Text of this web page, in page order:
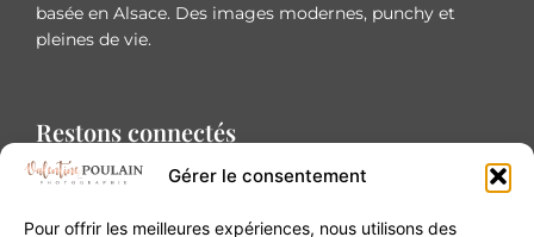
Gérer le consentement
Pour offrir les meilleures expériences, nous utilisons des
basée en Alsace. Des images modernes, punchy et
pleines de vie.
Restons connectés